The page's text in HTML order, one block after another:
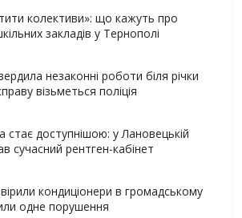
колективи»: що кажуть про
закладів у Тернополі
незаконні роботи біля річки
візьметься поліція
стає доступнішою: у Лановецькій
сучасний рентген-кабінет
кондиціонери в громадському
одне порушення